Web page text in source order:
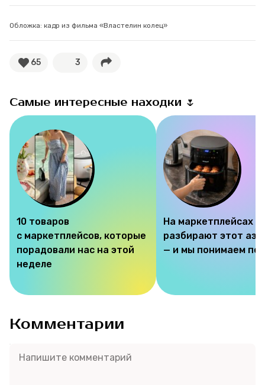
Обложка: кадр из фильма «Властелин колец»
65 3
Самые интересные находки 🌷
10 товаров
с маркетплейсов, которые
порадовали нас на этой
неделе
На маркетплейсах
разбирают этот
— и мы понимаем
Комментарии